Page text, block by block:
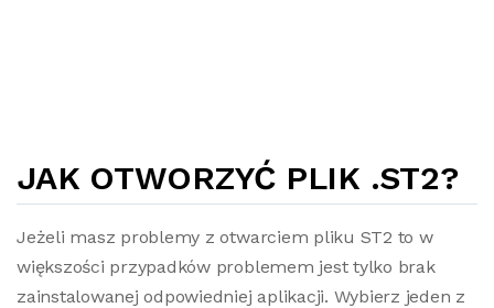
JAK OTWORZYĆ PLIK .ST2?
Jeżeli masz problemy z otwarciem pliku ST2 to w
większości przypadków problemem jest tylko brak
zainstalowanej odpowiedniej aplikacji. Wybierz jeden z